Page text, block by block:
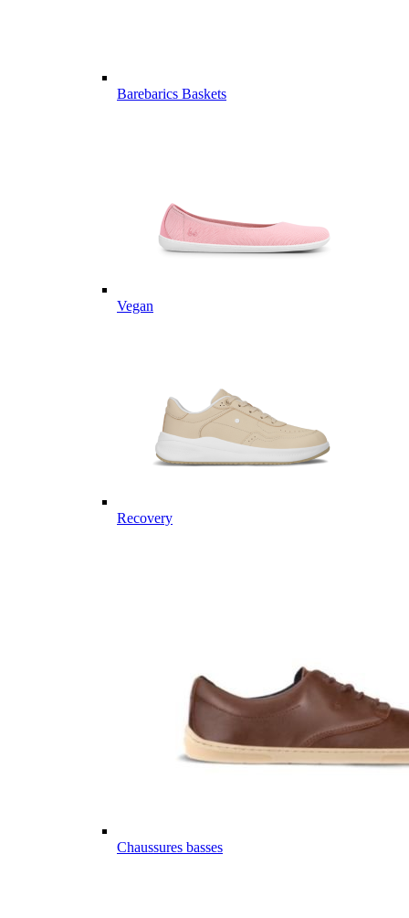
Barebarics Baskets
Vegan
Recovery
Chaussures basses